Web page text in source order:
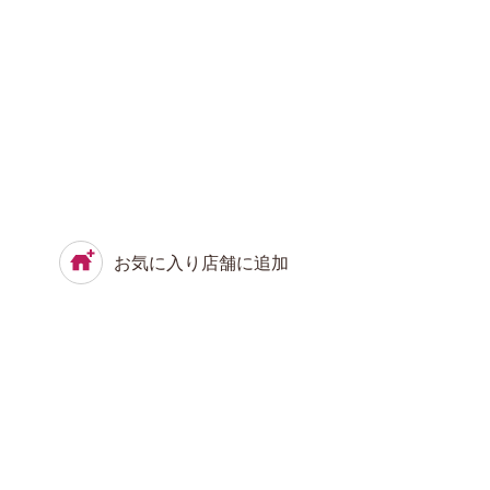
お気に入り店舗に追加